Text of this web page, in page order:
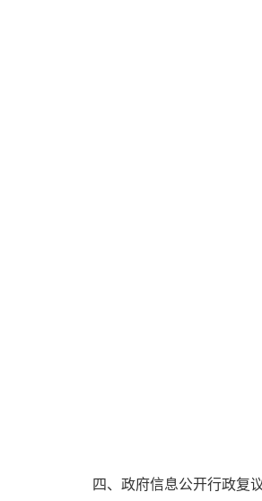
四、政府信息公开行政复